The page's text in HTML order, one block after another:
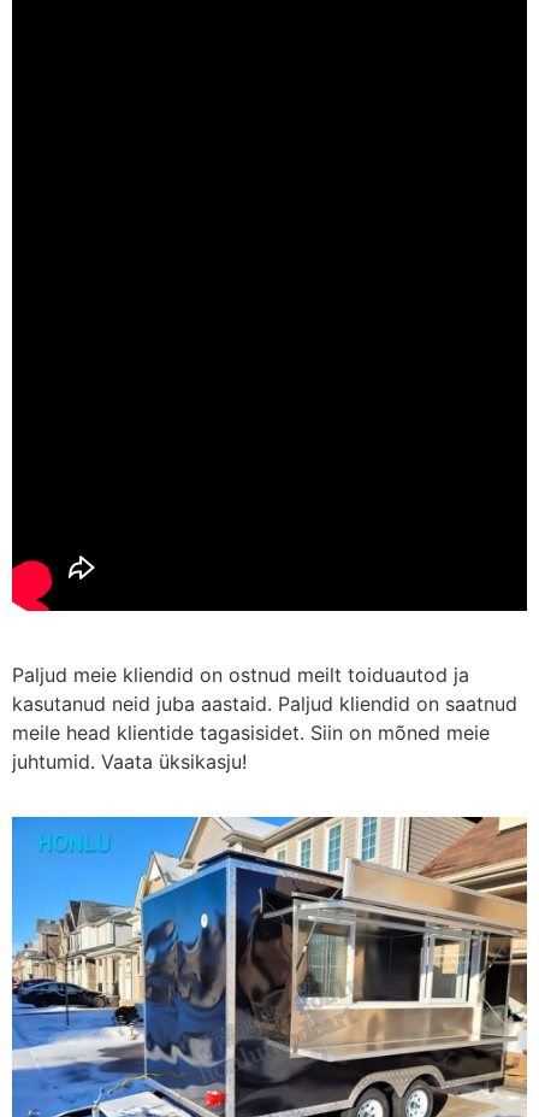
Paljud meie kliendid on ostnud meilt toiduautod ja
kasutanud neid juba aastaid. Paljud kliendid on saatnud
meile head klientide tagasisidet. Siin on mõned meie
juhtumid. Vaata üksikasju!